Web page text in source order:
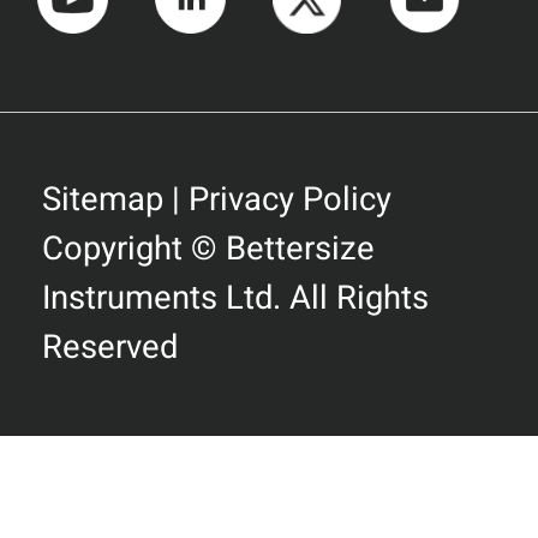
Sitemap | Privacy Policy
Copyright © Bettersize
Instruments Ltd. All Rights
Reserved